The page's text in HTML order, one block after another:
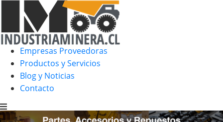
Empresas Proveedoras
Productos y Servicios
Blog y Noticias
Contacto